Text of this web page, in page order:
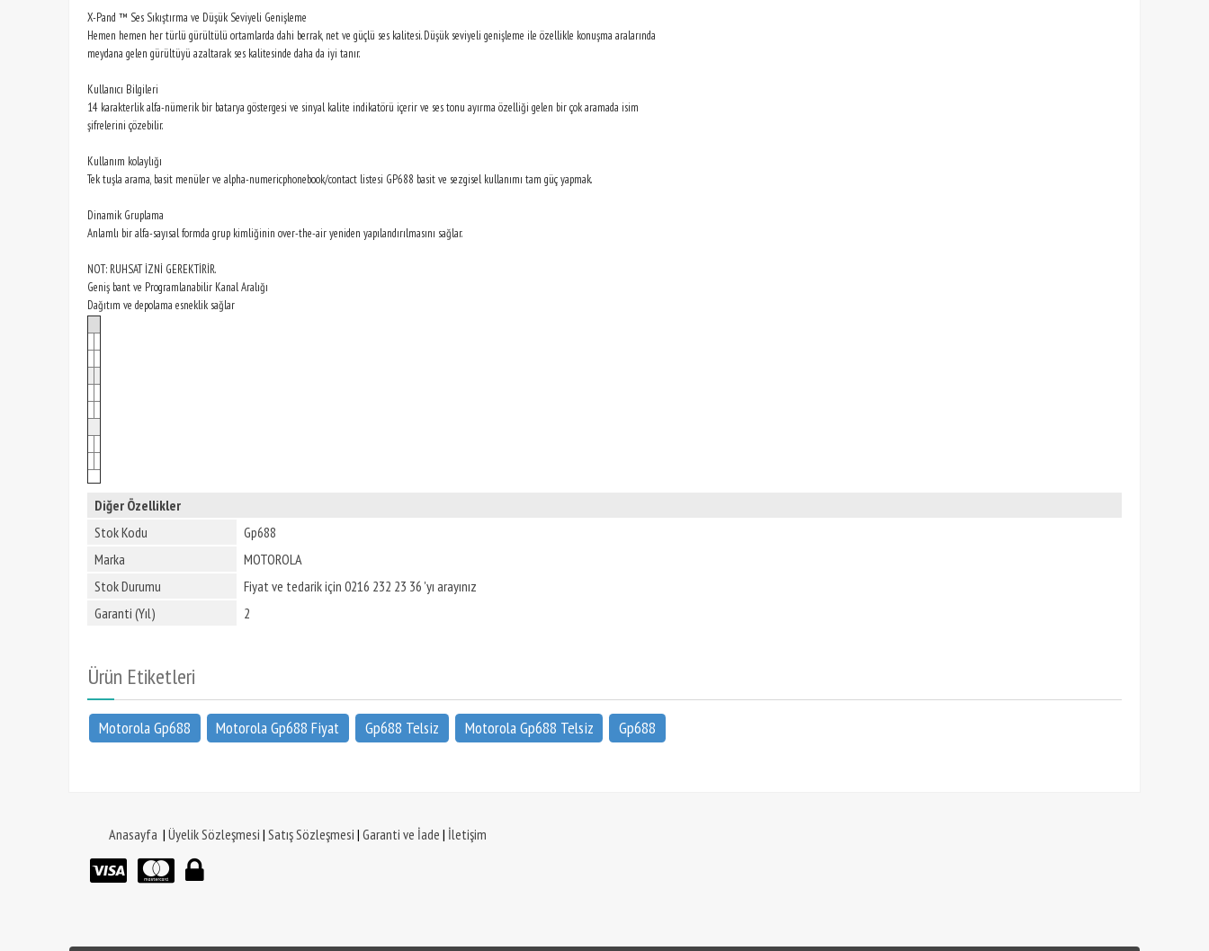
X-Pand ™ Ses Sıkıştırma ve Düşük Seviyeli Genişleme
Hemen hemen her türlü gürültülü ortamlarda dahi berrak, net ve güçlü ses kalitesi. Düşük seviyeli genişleme ile özellikle konuşma aralarında
meydana gelen gürültüyü azaltarak ses kalitesinde daha da iyi tanır.
Kullanıcı Bilgileri
14 karakterlik alfa-nümerik bir batarya göstergesi ve sinyal kalite indikatörü içerir ve ses tonu ayırma özelliği gelen bir çok aramada isim
şifrelerini çözebilir.
Kullanım kolaylığı
Tek tuşla arama, basit menüler ve alpha-numericphonebook/contact listesi GP688 basit ve sezgisel kullanımı tam güç yapmak.
Dinamik Gruplama
Anlamlı bir alfa-sayısal formda grup kimliğinin over-the-air yeniden yapılandırılmasını sağlar.
NOT: RUHSAT İZNİ GEREKTİRİR.
Geniş bant ve Programlanabilir Kanal Aralığı
Dağıtım ve depolama esneklik sağlar
Diğer Özellikler
Stok Kodu
Gp688
Marka
MOTOROLA
Stok Durumu
Fiyat ve tedarik için 0216 232 23 36 'yı arayınız
Garanti (Yıl)
2
Ürün Etiketleri
Motorola Gp688 Motorola Gp688 Fiyat Gp688 Telsiz Motorola Gp688 Telsiz Gp688
Anasayfa | Üyelik Sözleşmesi | Satış Sözleşmesi | Garanti ve İade | İletişim